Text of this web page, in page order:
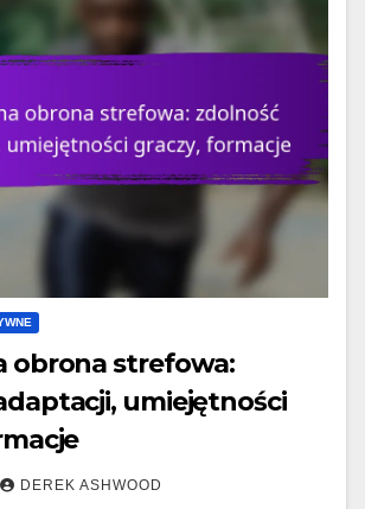
obrona strefowa:
umiejętności
DEREK ASHWOOD